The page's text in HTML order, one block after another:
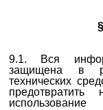
9.1. Вся
защищена в
технических
предотвратить